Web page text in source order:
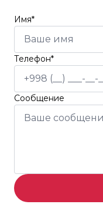
Имя*
Телефон*
Сообщение